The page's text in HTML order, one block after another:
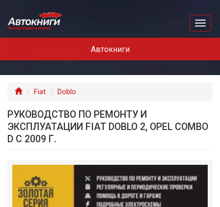
Автокниги
Главная
Fiat Doblo
РУКОВОДСТВО ПО РЕМОНТУ И
ЭКСПЛУАТАЦИИ FIAT DOBLO 2, OPEL COMBO
D С 2009 Г.